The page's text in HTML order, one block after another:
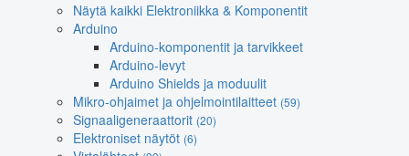
Näytä kaikki Elektroniikka & Komponentit
Arduino
Arduino-komponentit ja tarvikkeet
Arduino-levyt
Arduino Shields ja moduulit
Mikro-ohjaimet ja ohjelmointilaitteet (59)
Signaaligeneraattorit (20)
Elektroniset näytöt (6)